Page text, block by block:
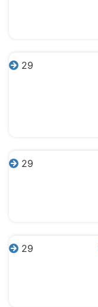
29
29
29